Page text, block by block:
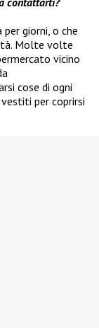
per giorni, o che
Molte volte
vicino
cose di ogni
per coprirsi